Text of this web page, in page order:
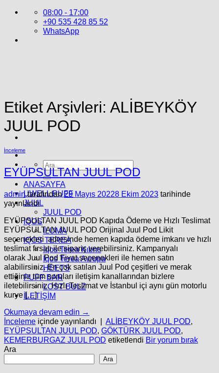
İçeriğe
08:00 - 17:00
+90 535 428 85 52
WhatsApp
Ara:
ANASAYFA
UWELL PUFF
JUUL
JUUL POD
İQOS
İLUMA
IQOS TEREA
İqos Terea Kıbrıs
İqos Terea Avrupa
HEETS
PUFF BAR
LOST BULZ
İLETİŞİM
Etiket Arşivleri: ALİBEYKÖY
JUUL POD
İnceleme
EYÜPSULTAN JUUL POD
admintarafından 29 Mayıs 20228 Ekim 2023 tarihinde
yayınlandı
EYÜPSULTAN JUUL POD Kapıda Ödeme ve Hızlı Teslimat
EYÜPSULTAN JUUL POD Orijinal Juul Pod Likit
seçenekleri adresinde hemen kapıda ödeme imkanı ve hızlı
teslimat fırsatı ile sipariş verebilirsiniz. Kampanyalı
olarak Juul Pod Fiyat seçenekleri ile hemen satın
alabilirsiniz. En çok satılan Juul Pod çeşitleri ve merak
ettiğiniz tüm soruları iletişim kanallarından bizlere
iletebilirsiniz. Hızlı Teslimat ve İstanbul içi aynı gün motorlu
kurye […]
Okumaya devam edin →
İnceleme içinde yayınlandı | ALİBEYKÖY JUUL POD,
EYÜPSULTAN JUUL POD, GÖKTÜRK JUUL POD,
KEMERBURGAZ JUUL POD etiketlendi Bir yorum bırak
Ara
Ara